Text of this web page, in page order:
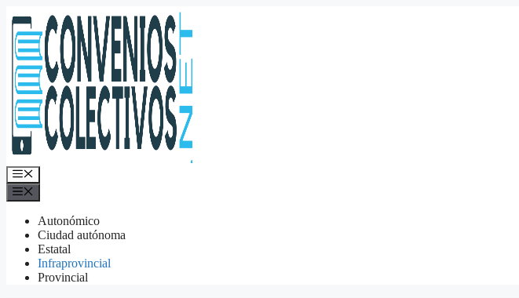
al
contenido
Menú
Autonómico
Ciudad autónoma
Estatal
Infraprovincial
Provincial